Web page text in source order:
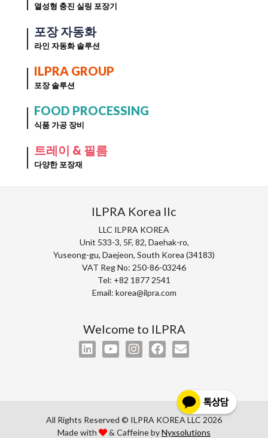
열성형 충진 실링 포장기
포장 자동화
라인 자동화 솔루션
ILPRA GROUP
포장 솔루션
FOOD PROCESSING
식품 가공 장비
트레이 & 필름
다양한 포장재
ILPRA Korea llc
LLC ILPRA KOREA
Unit 533-3, 5F, 82, Daehak-ro,
Yuseong-gu, Daejeon, South Korea (34183)
VAT Reg No: 250-86-03246
Tel: +82 1877 2541
Email: korea@ilpra.com
Welcome to ILPRA
All Rights Reserved © ILPRA KOREA LLC 2026
Made with
& Caffeine byNyxsolutions